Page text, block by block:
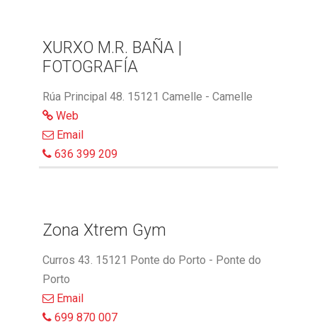
XURXO M.R. BAÑA |
FOTOGRAFÍA
Rúa Principal 48. 15121 Camelle - Camelle
Web
Email
636 399 209
Zona Xtrem Gym
Curros 43. 15121 Ponte do Porto - Ponte do
Porto
Email
699 870 007